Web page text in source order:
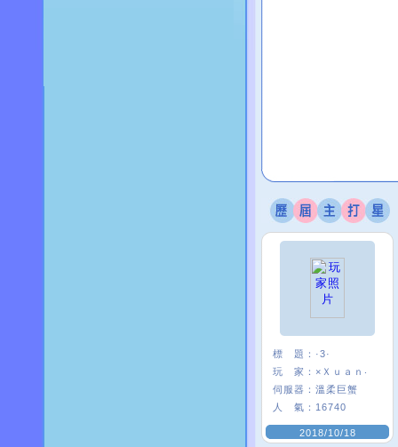
標 題： ·3·
玩 家： ×Ｘｕａｎ‧
伺服器： 溫柔巨蟹
人 氣： 16740
2018/10/18